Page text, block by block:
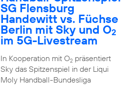
SG Flensburg
Handewitt vs. Füchse
Berlin mit Sky und O2
im 5G-Livestream
In Kooperation mit O2präsentiert
Sky das Spitzenspiel in der Liqui
Moly Handball-Bundesliga